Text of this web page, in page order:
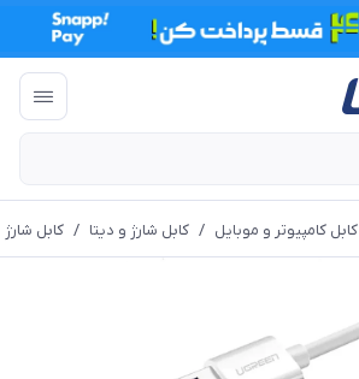
کابل کامپیوتر و موبایل / کابل شارژ و دیتا / کابل شارژ Type-C